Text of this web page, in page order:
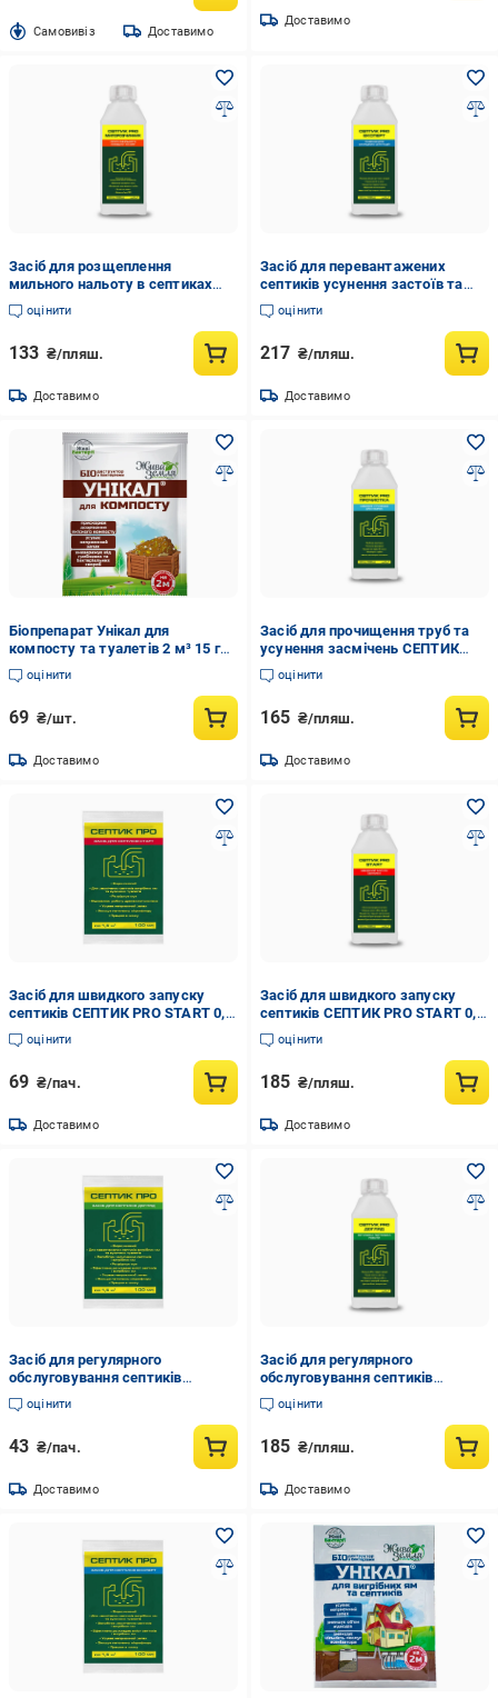
Cамовивіз Доставимо
Доставимо
Засіб для розщеплення
мильного нальоту в септиках
СЕПТИК PRO МИЛОРОЗЧИННИК
0,5 л (35262995)
оцінити
133 ₴/пляш.
Доставимо
Засіб для перевантажених
септиків усунення застоїв та
запаху СЕПТИК PRO ЕКСПЕРТ
0,5 л (35262992)
оцінити
217 ₴/пляш.
Доставимо
Біопрепарат Унікал для
компосту та туалетів 2 м³ 15 г
(34833)
оцінити
69 ₴/шт.
Доставимо
Засіб для прочищення труб та
усунення засмічень СЕПТИК
PRO ПРОЧИСТКА 0,5 л
(35262996)
оцінити
165 ₴/пляш.
Доставимо
Засіб для швидкого запуску
септиків СЕПТИК PRO START 0,1
л (35262997)
оцінити
69 ₴/пач.
Доставимо
Засіб для швидкого запуску
септиків СЕПТИК PRO START 0,5
л (35262990)
оцінити
185 ₴/пляш.
Доставимо
Засіб для регулярного
обслуговування септиків
СЕПТИК PRO ДОГЛЯД 100 мл
(35262998)
оцінити
43 ₴/пач.
Доставимо
Засіб для регулярного
обслуговування септиків
СЕПТИК PRO ДОГЛЯД 0,5 л
(35262991)
оцінити
185 ₴/пляш.
Доставимо